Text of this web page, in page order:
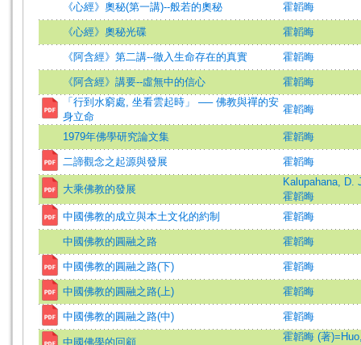
《心經》奧秘(第一講)--般若的奧秘 霍韜晦
《心經》奧秘光碟 霍韜晦
《阿含經》第二講--徹入生命存在的真實 霍韜晦
《阿含經》講要--虛無中的信心
霍韜晦
「行到水窮處, 坐看雲起時」 ── 佛教與禪的安
身立命
霍韜晦
1979年佛學研究論文集 霍韜晦
二諦觀念之起源與發展 霍韜晦
大乘佛教的發展
Kalupahana, D.
霍韜晦
中國佛教的成立與本土文化的約制
霍韜晦
中國佛教的圓融之路 霍韜晦
中國佛教的圓融之路(下) 霍韜晦
中國佛教的圓融之路(上) 霍韜晦
中國佛教的圓融之路(中) 霍韜晦
中國佛學的回顧
霍韜晦 (著